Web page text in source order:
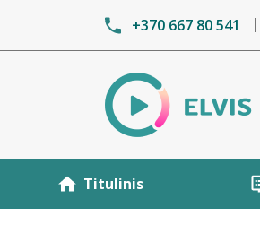
+370 667 80 541
Titulinis